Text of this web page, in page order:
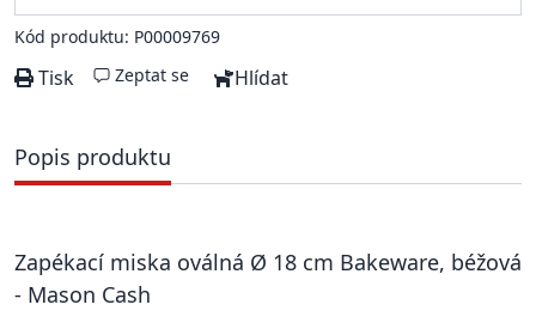
Kód produktu: P00009769
Tisk Zeptat se Hlídat
Popis produktu
Zapékací miska oválná Ø 18 cm Bakeware, béžová
- Mason Cash